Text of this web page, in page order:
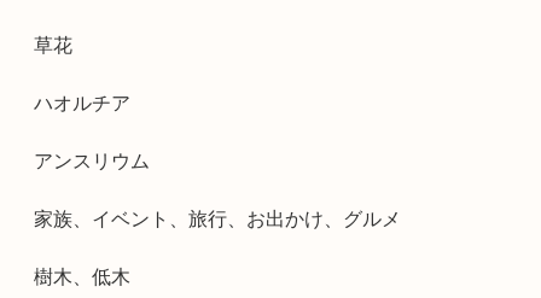
草花
ハオルチア
アンスリウム
家族、イベント、旅行、お出かけ、グルメ
樹木、低木